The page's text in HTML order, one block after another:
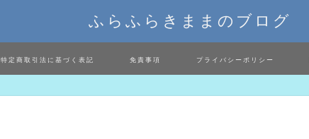
ふらふらきままのブログ
特定商取引法に基づく表記 免責事項 プライバシーポリシー